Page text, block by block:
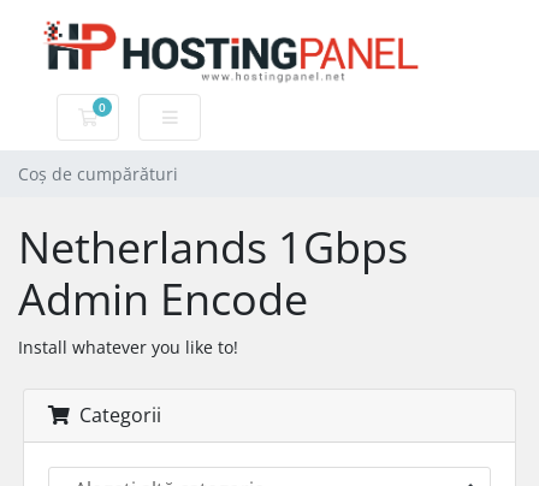
0
Coș de cumpărături
Coș de cumpărături
Netherlands 1Gbps
Admin Encode
Install whatever you like to!
Categorii